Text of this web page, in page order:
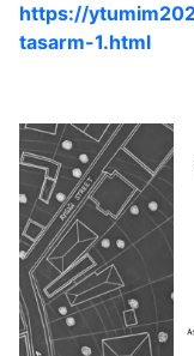
https://
tasarm-1.html